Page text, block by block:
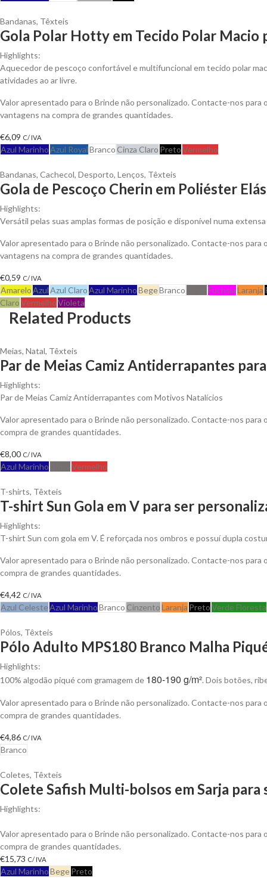
Bandanas, Têxteis
Gola Polar Hotty em Tecido Polar Macio
Highlights:
Aquecedor de pescoço confortável e multifuncional em tecido polar
atividades ao ar livre.
Valor apresentado para o Brinde não personalizado. Contacte-nos para
vantagens na compra de grandes quantidades.
€6,09 C/ IVA
Azul MarinhoAzul RoyalBranco Cinza Claro PretoVermelho
Bandanas, Cachecol, Desporto, Lenços, Têxteis
Gola de Pescoço Cherin em Poliéster
Highlights:
Versátil pelas suas amplas formas de posição e disponível numa
Valor apresentado para o Brinde não personalizado. Contacte-nos para
vantagens na compra de grandes quantidades.
€0,59 C/ IVA
AmareloAzulAzul ClaroAzul MarinhoBegeBranco FuchsiaLaranja
ClaroVermelhoVioleta
Related Products
Meias, Natal, Têxteis
Par de Meias Camiz Antiderrapantes
Highlights:
Par de Meias Camiz Antiderrapantes com Motivos Natalícios
Valor apresentado para o Brinde não personalizado. Contacte-nos para
compra de grandes quantidades.
€8,00 C/ IVA
Azul Marinho Vermelho
T-shirts, Têxteis
T-shirt Sun Gola em V para ser
Highlights:
T-shirt Sun com gola em V. É reforçada nos ombros e possuí dupla
Valor apresentado para o Brinde não personalizado. Contacte-nos para
compra de grandes quantidades.
€4,42 C/ IVA
Azul CelesteAzul MarinhoBranco CinzentoLaranja PretoVerde Floresta
Pólos, Têxteis
Pólo Adulto MPS180 Branco Malha
Highlights:
100% algodão piqué com gramagem de 180-190 g/m². Dois botões,
Valor apresentado para o Brinde não personalizado. Contacte-nos para
compra de grandes quantidades.
€4,86 C/ IVA
Branco
Coletes, Têxteis
Colete Safish Multi-bolsos em Sarja para
Highlights:
Valor apresentado para o Brinde não personalizado. Contacte-nos para
compra de grandes quantidades.
€15,73 C/ IVA
Azul MarinhoBegePreto